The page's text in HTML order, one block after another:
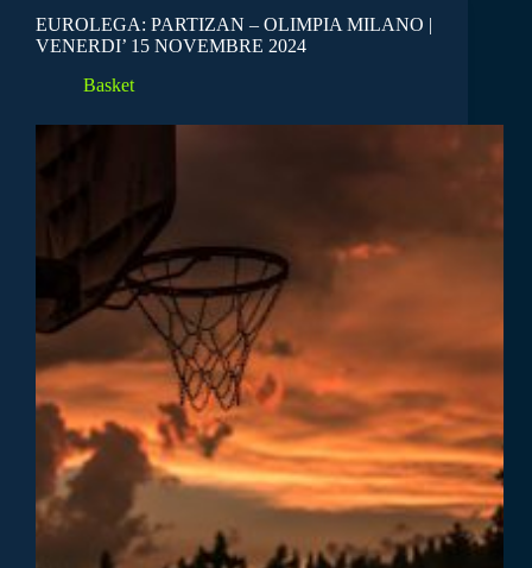
EUROLEGA: PARTIZAN – OLIMPIA MILANO |
VENERDI’ 15 NOVEMBRE 2024
Basket